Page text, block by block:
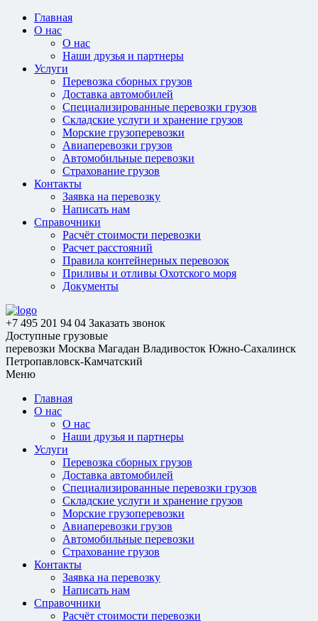
Главная
О нас
О нас
Наши друзья и партнеры
Услуги
Перевозка сборных грузов
Доставка автомобилей
Специализированные перевозки грузов
Складские услуги и хранение грузов
Морские грузоперевозки
Авиаперевозки грузов
Автомобильные перевозки
Страхование грузов
Контакты
Заявка на перевозку
Написать нам
Справочники
Расчёт стоимости перевозки
Расчет расстояний
Правила контейнерных перевозок
Приливы и отливы Охотского моря
Документы
+7 495 201 94 04 Заказать звонок
Доступные грузовые
перевозки Москва Магадан Владивосток Южно-Сахалинск
Петропавловск-Камчатский
Меню
Главная
О нас
О нас
Наши друзья и партнеры
Услуги
Перевозка сборных грузов
Доставка автомобилей
Специализированные перевозки грузов
Складские услуги и хранение грузов
Морские грузоперевозки
Авиаперевозки грузов
Автомобильные перевозки
Страхование грузов
Контакты
Заявка на перевозку
Написать нам
Справочники
Расчёт стоимости перевозки